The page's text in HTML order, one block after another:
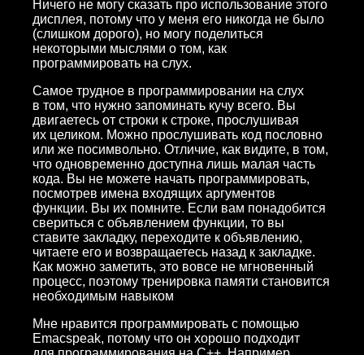
Ничего не могу сказать про использование этого
дисплея, потому что у меня его никогда не было
(слишком дорого), но могу поделиться
некоторыми мыслями о том, как
программировать на слух.
Самое трудное в программировании на слух
в том, что нужно запоминать кучу всего. Вы
двигаетесь от строки к строке, прослушивая
их целиком. Можно прослушивать код пословно
или же посимвольно. Отличие, как видите, в том,
что одновременно доступна лишь малая часть
кода. Вы не можете начать программировать,
посмотрев имена входящих аргументов
функции. Вы их помните. Если вам понадобится
свериться с объявлением функции, то вы
ставите закладку, переходите к объявлению,
читаете его и возвращаетесь назад к закладке.
Как можно заметить, это вовсе не мгновенный
процесс, поэтому тренировка памяти становится
необходимым навыком
Мне нравится программировать с помощью
Emacspeak, потому что он хорошо подходит